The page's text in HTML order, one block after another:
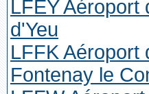
LFEY Aéroport
d'Yeu
LFFK Aéroport
Fontenay le